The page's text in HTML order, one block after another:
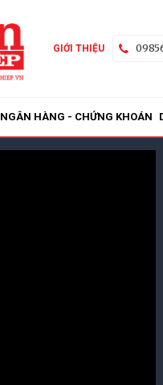
GIỚI THIỆU
NGÂN HÀNG - CHỨNG KHOÁN